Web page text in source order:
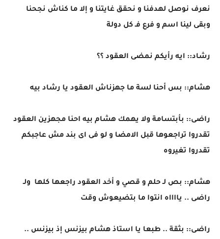
نعرف نوصل لهدفنا و نحقق غايتنا و إلا ما كناش نجحنا
وبقى لينا اسم و فرع فـ كل دولة
رشاد:: ايه رأيكم نمضى العقود ؟؟
هشام:: بس أحنا لسة ما جهزناش العقود يا رشاد بيه
راضى:: بأبتسامة ولا يهمك هشام بيه احنا مجهزين العقود
تقدروا تراجعوها قبل الامضا و لو فى اى بند مش عاجبكم
تقدروا تغيروه
هشام:: بص لـ حلم و قصي و أخد العقود راجعها كلها ولـ
راضى .. يااااه انتوا ما بتضيعوش وقت
راضى:: بثقة .. طبعا يا استاذ هشام بيزنس إذ بيزنس ..